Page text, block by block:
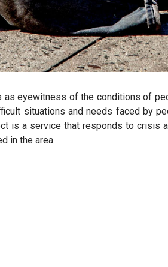
eyewitness of the conditions of
situations and needs faced by
is a service that responds to crisis
in the area.